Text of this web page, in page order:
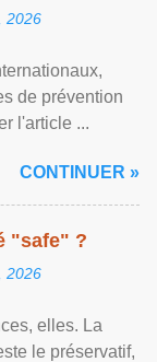
2026
de prévention
l'article ...
CONTINUER »
"safe" ?
2026
elles. La
le préservatif,